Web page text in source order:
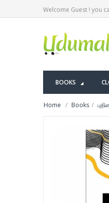
Welcome Guest ! you
BOOKS
Home Books